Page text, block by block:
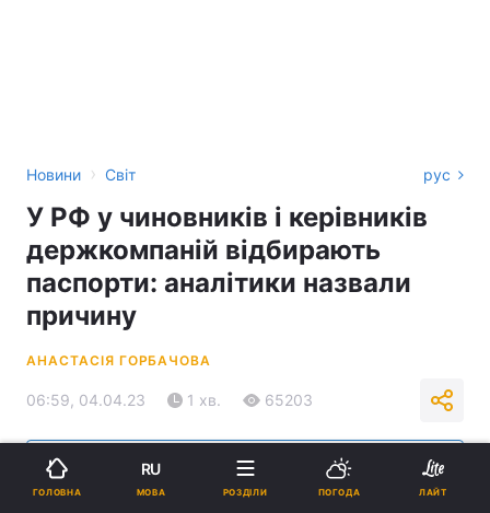
Новини › Світ рус
У РФ у чиновників і керівників
держкомпаній відбирають
паспорти: аналітики назвали
причину
АНАСТАСІЯ ГОРБАЧОВА
06:59, 04.04.23 1 хв. 65203
Підпишіться на нас в Google
ГОЛОВНА
RU
МОВА РОЗДІЛИ ПОГОДА ЛАЙТ